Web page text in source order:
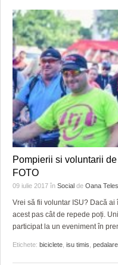
Pompierii si voluntarii
FOTO
09 iulie 2017 în Social de Oana
Vrei să fii voluntar ISU? Dacă ai
acest pas cât de repede poți.
participat la un eveniment în
Etichete: biciclete isu timis pedalare